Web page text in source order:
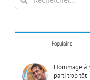
Populaire
Hommage à
parti trop tôt